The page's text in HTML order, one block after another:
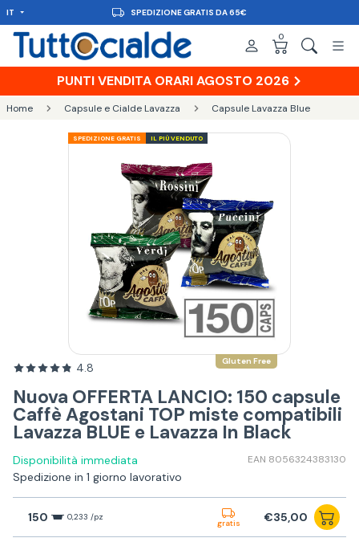
IT CONSEGNA IN 48H
0
PUNTI VENDITA ORARI AGOSTO 2026
Home Capsule e Cialde Lavazza Capsule Lavazza Blue
SPEDIZIONE GRATIS IL PIÙ VENDUTO
Gluten Free
4.8
Nuova OFFERTA LANCIO: 150 capsule
Caffè Agostani TOP miste compatibili
Lavazza BLUE e Lavazza In Black
Disponibilità immediata EAN 8056324383130
Spedizione in 1 giorno lavorativo
150 0,233 /pz
gratis €35,00